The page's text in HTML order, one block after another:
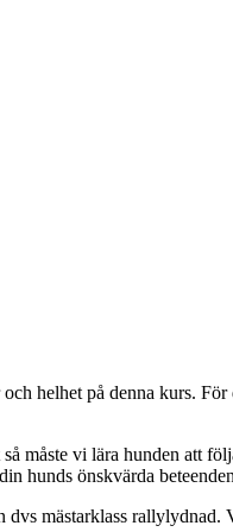
helhet på denna kurs.
måste vi lära hunden att
hunds önskvärda
mästarklass